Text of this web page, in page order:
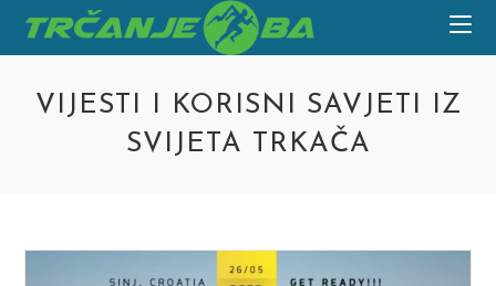
VIJESTI I KORISNI SAVJETI IZ
SVIJETA TRKAČA